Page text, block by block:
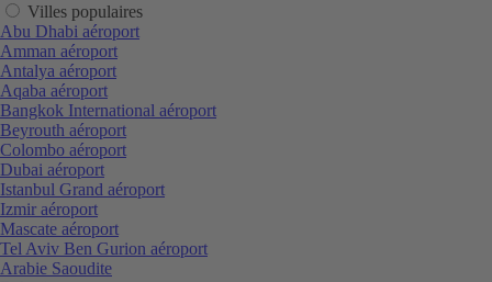
Villes populaires
Abu Dhabi aéroport
Amman aéroport
Antalya aéroport
Aqaba aéroport
Bangkok International aéroport
Beyrouth aéroport
Colombo aéroport
Dubai aéroport
Istanbul Grand aéroport
Izmir aéroport
Mascate aéroport
Tel Aviv Ben Gurion aéroport
Arabie Saoudite